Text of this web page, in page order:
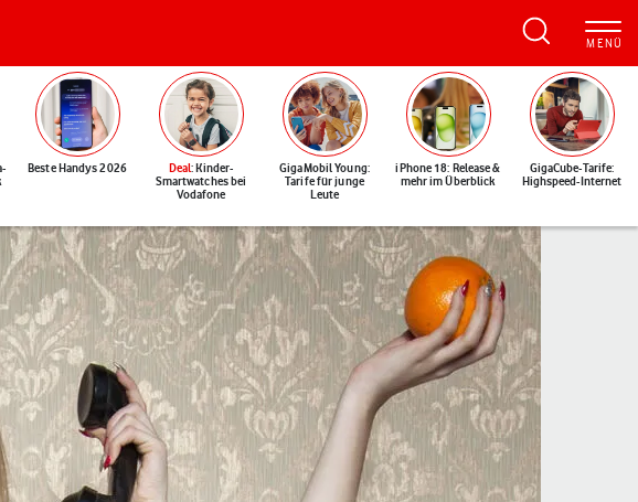
Beste Handys 2026 Deal: Kinder-
Smartwatches bei
Vodafone
GigaMobil Young:
Tarife für junge
Leute
iPhone 18: Release &
mehr im Überblick
GigaCube-Tarife:
Highspeed-Internet